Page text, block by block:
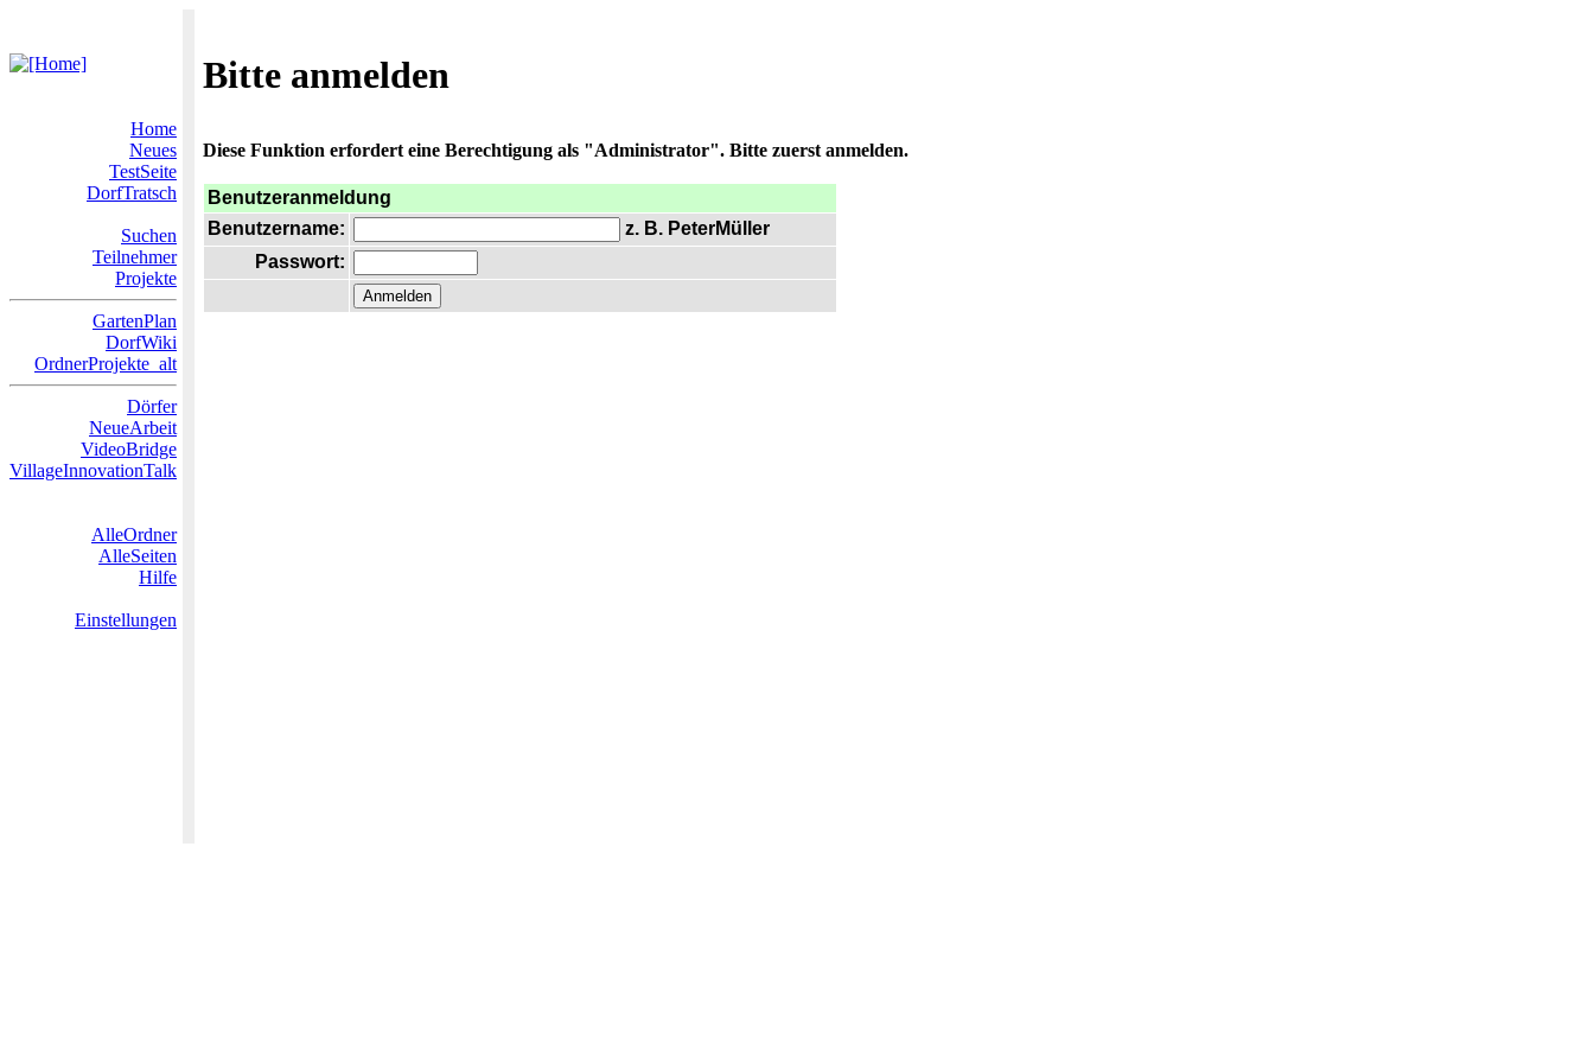
Bitte anmelden
Home
Neues
TestSeite
DorfTratsch
Suchen
Teilnehmer
Projekte
GartenPlan
DorfWiki
OrdnerProjekte_alt
Dörfer
NeueArbeit
VideoBridge
VillageInnovationTalk
AlleOrdner
AlleSeiten
Hilfe
Einstellungen
Diese Funktion erfordert eine Berechtigung als "Administrator". Bitte zuerst anmelden.
Benutzeranmeldung
Benutzername:
z. B. PeterMüller
Passwort: